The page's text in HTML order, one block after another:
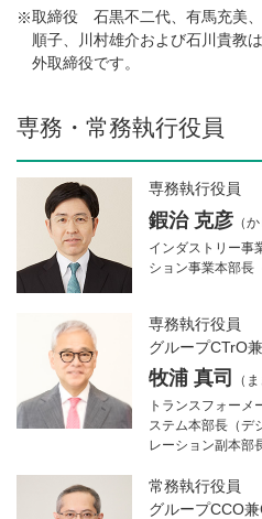
※取締役 石黒不二代、有馬充美
順子、川村雄介および石川貴教
外取締役です。
専務・常務執行役員
専務執行役員
鍜治 克彦 （
インダストリー事
ション事業本部長
専務執行役員
グループCTrO
牧浦 真司
（
トランスフォーメ
ステム本部長（デ
レーション副本部
常務執行役員
グループCCO